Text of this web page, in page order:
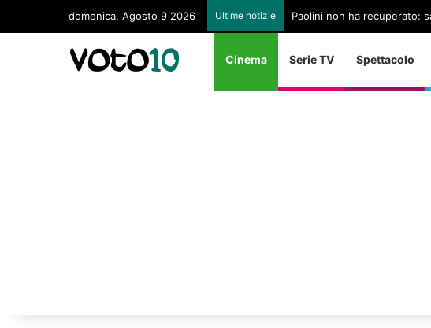
domenica, Agosto 9 2026 Ultime notizie Paolini non ha recuperato:
Cinema Serie TV Spettacolo